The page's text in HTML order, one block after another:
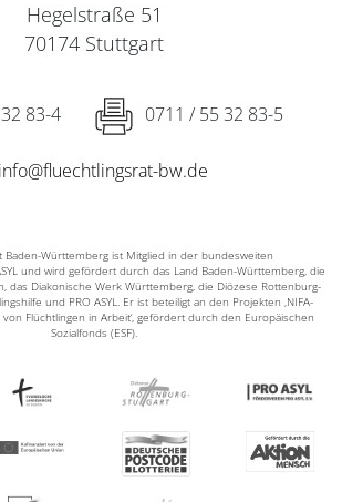
Hegelstraße 51
70174 Stuttgart
83-4 0711 / 55 32 83-5
info@fluechtlingsrat-bw.de
Baden-Württemberg ist Mitglied in der bundesweiten
und wird gefördert durch das Land Baden-Württemberg, die
das Diakonische Werk Württemberg, die Diözese Rottenburg-
und PRO ASYL. Er ist beteiligt an den Projekten ‚NIFA-
Flüchtlingen in Arbeit‘, gefördert durch den Europäischen
Sozialfonds (ESF).